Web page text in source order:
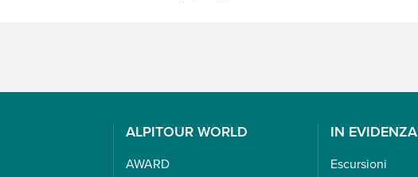
ALPITOUR WORLD
AWARD
IN EVIDENZA
Escursioni